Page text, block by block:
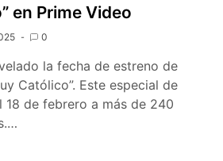
en Prime Video
0
la fecha de estreno de
Católico”. Este especial de
18 de febrero a más de 240